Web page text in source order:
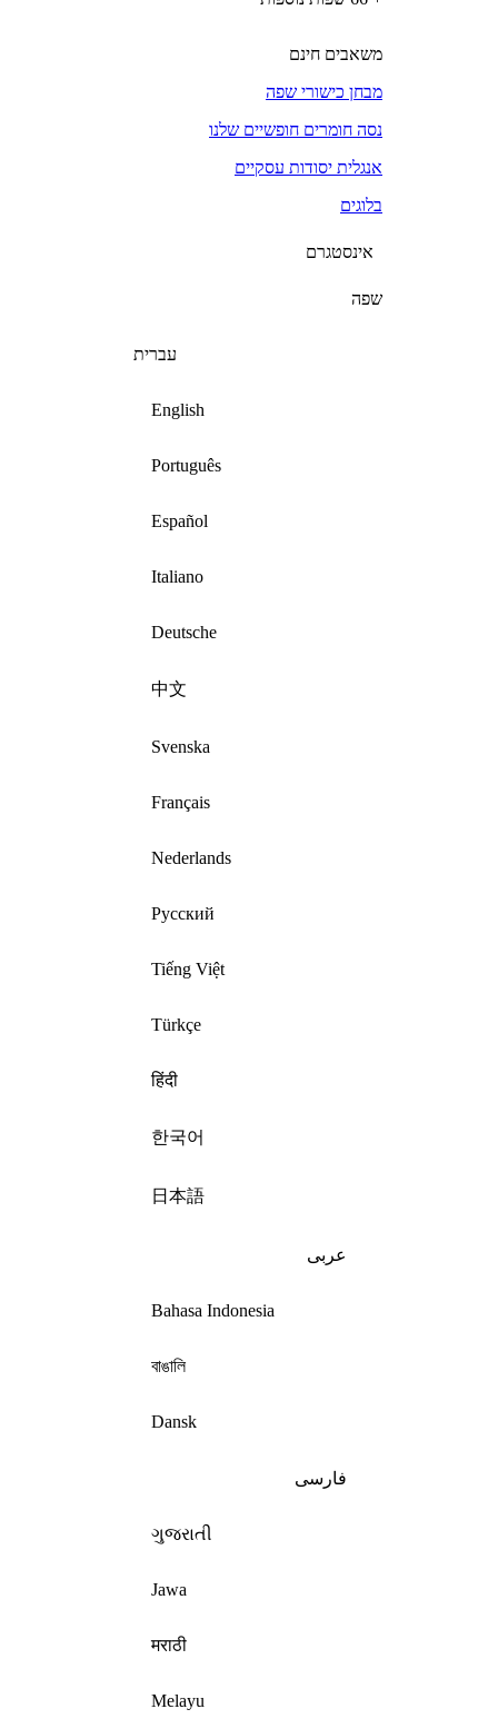
משאבים חינם
מבחן כישורי שפה
נסה חומרים חופשיים שלנו
אנגלית יסודות עסקיים
בלוגים
אינסטגרם
שפה
עברית
English
Português
Español
Italiano
Deutsche
中文
Svenska
Français
Nederlands
Русский
Tiếng Việt
Türkçe
हिंदी
한국어
日本語
عربى
Bahasa Indonesia
বাঙালি
Dansk
فارسی
ગુજરાતી
Jawa
मराठी
Melayu